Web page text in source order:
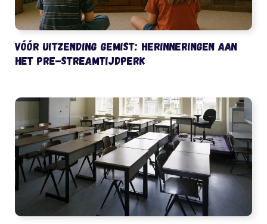
Vóór uitzending gemist: herinneringen aan
het pre-streamtijdperk